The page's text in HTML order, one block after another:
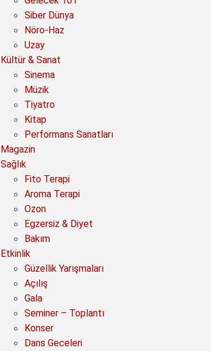
Siber Dünya
Nöro-Haz
Uzay
Kültür & Sanat
Sinema
Müzik
Tiyatro
Kitap
Performans Sanatları
Magazin
Sağlık
Fito Terapi
Aroma Terapi
Ozon
Egzersiz & Diyet
Bakım
Etkinlik
Güzellik Yarışmaları
Açılış
Gala
Seminer – Toplantı
Konser
Dans Geceleri